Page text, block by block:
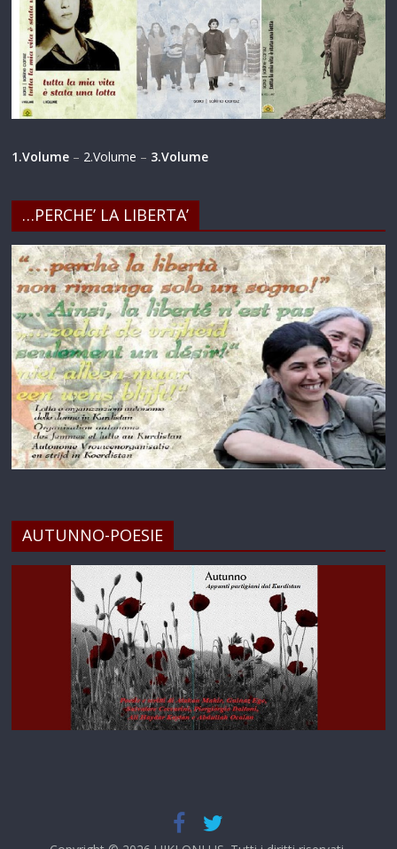
1.Volume – 2.Volume – 3.Volume
…PERCHE’ LA LIBERTA’
AUTUNNO-POESIE